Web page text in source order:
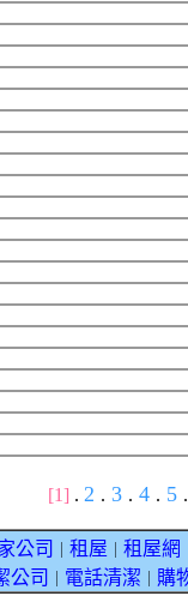
[1] . 2 . 3 . 4 . 5 .
公司 租屋 租屋網
公司 電話清潔 購